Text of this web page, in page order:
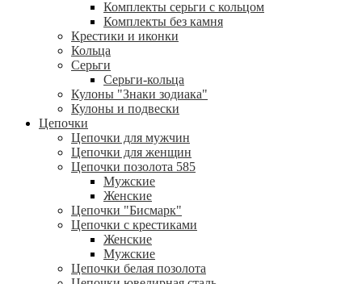
Комплекты серьги с кольцом
Комплекты без камня
Крестики и иконки
Кольца
Серьги
Серьги-кольца
Кулоны "Знаки зодиака"
Кулоны и подвески
Цепочки
Цепочки для мужчин
Цепочки для женщин
Цепочки позолота 585
Мужские
Женские
Цепочки "Бисмарк"
Цепочки с крестиками
Женские
Мужские
Цепочки белая позолота